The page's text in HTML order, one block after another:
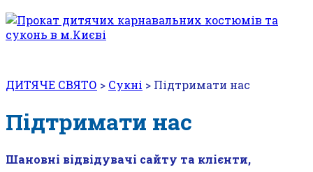
ДИТЯЧЕ СВЯТО > Сукні > Підтримати нас
Підтримати нас
Шановні відвідувачі сайту та клієнти,